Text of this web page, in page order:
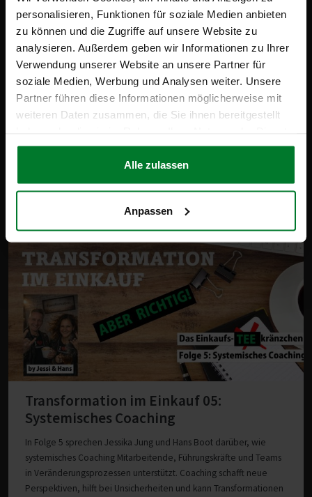
personalisieren, Funktionen für soziale Medien anbieten
zu können und die Zugriffe auf unsere Website zu
analysieren. Außerdem geben wir Informationen zu Ihrer
Verwendung unserer Website an unsere Partner für
soziale Medien, Werbung und Analysen weiter. Unsere
Partner führen diese Informationen möglicherweise mit
weiteren Daten zusammen, die Sie ihnen bereitgestellt
gesammelt haben.
Alle zulassen
Anpassen
Mehr zum Thema
» Coaching «
14/07/2026
Transformation im Einkauf 05:
Systemisches Coaching
In Folge 5 sprechen Jessika Jung und Hans Boot darüber, wie
systemisches Coaching Mitarbeitende, Führungskräfte und Teams
in Veränderungsprozessen unterstützt. Coaching schafft neue
Perspektiven, hilft bei Unsicherheiten und kann Transformationen